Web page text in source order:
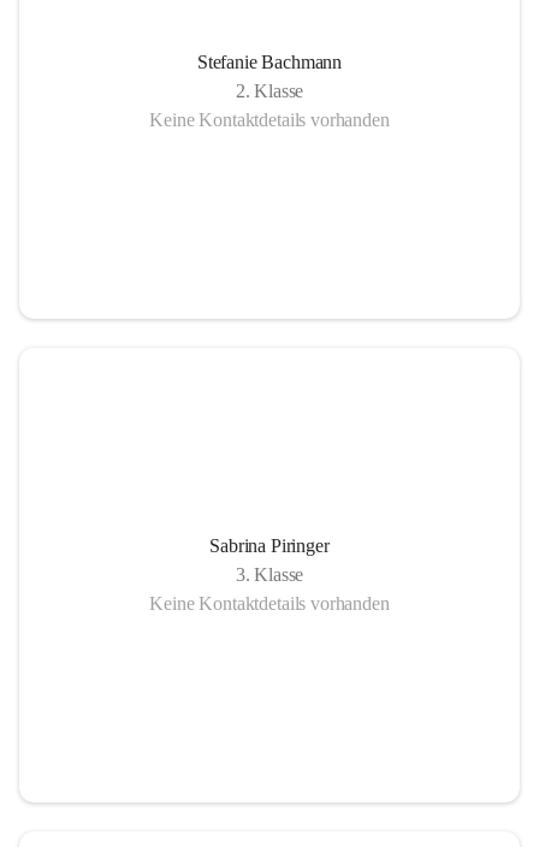
Stefanie Bachmann
2. Klasse
Keine Kontaktdetails vorhanden
Sabrina Piringer
3. Klasse
Keine Kontaktdetails vorhanden